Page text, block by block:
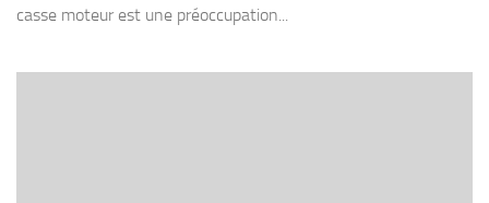
casse moteur est une préoccupation...